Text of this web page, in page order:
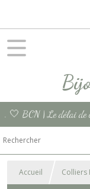
. 🤍 BCN | Le délai de
Accueil Colliers